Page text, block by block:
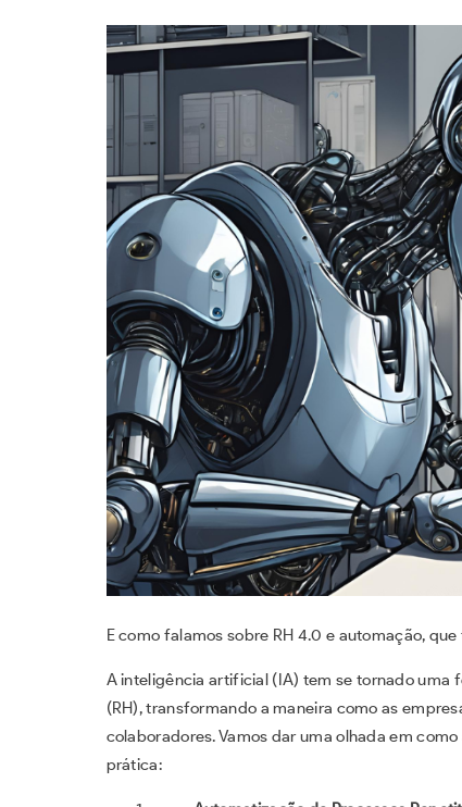
E como falamos sobre RH 4.0 e automação,
A inteligência artificial (IA) tem se tornado uma
(RH), transformando a maneira como as
colaboradores. Vamos dar uma olhada em
prática: